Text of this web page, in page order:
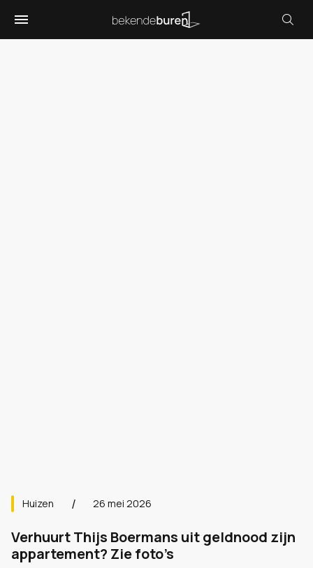
Huizen 26 mei 2026
Verhuurt Thijs Boermans uit geldnood zijn
appartement? Zie foto’s